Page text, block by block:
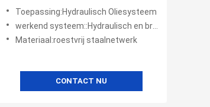
van de Olieterugkeer
Toepassing:Hydraulisch Oliesysteem
werkend systeem::Hydraulisch en brandstofsysteem
Materiaal:roestvrij staalnetwerk
CONTACT NU